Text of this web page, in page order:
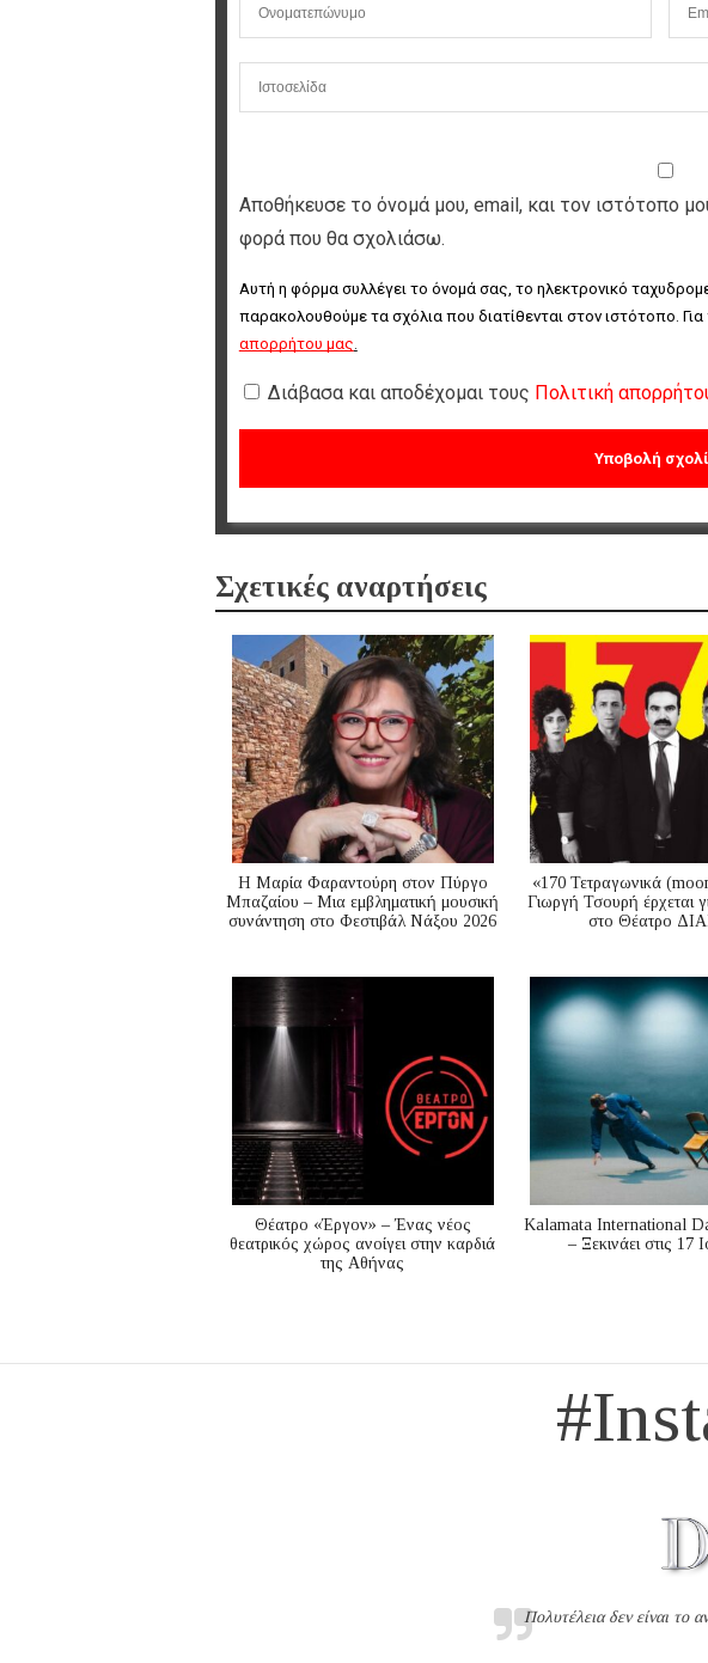
Αποθήκευσε το όνομά μου, email, και τον ιστότοπο
φορά που θα σχολιάσω.
Αυτή η φόρμα συλλέγει το όνομά σας, το ηλεκτρονικό
παρακολουθούμε τα σχόλια που διατίθενται στον ιστότοπο.
απορρήτου μας.
Διάβασα και αποδέχομαι τους Πολιτική
Σχετικές αναρτήσεις
Η Μαρία Φαραντούρη στον Πύργο
Μπαζαίου – Μια εμβληματική μουσική
συνάντηση στο Φεστιβάλ Νάξου 2026
«170 Τετραγωνικά
Γιωργή Τσουρή έρχεται
στο Θέατρο
Θέατρο «Έργον» – Ένας νέος
θεατρικός χώρος ανοίγει στην καρδιά
της Αθήνας
Kalamata International
– Ξεκινάει στις 17
Πολυτέλεια δεν είναι το